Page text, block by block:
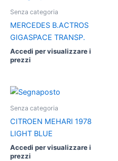
Senza categoria
MERCEDES B.ACTROS
GIGASPACE TRANSP.
Accedi per visualizzare i
prezzi
Senza categoria
CITROEN MEHARI 1978
LIGHT BLUE
Accedi per visualizzare i
prezzi